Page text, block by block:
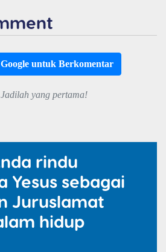
untuk Berkomentar
yang pertama!
rindu
Yesus sebagai
Juruslamat
hidup